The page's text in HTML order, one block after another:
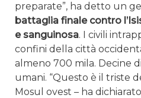
preparate”, ha detto un
battaglia finale contro
e sanguinosa. I civili
confini della città
almeno 700 mila. Decine
umani. “Questo è il triste
Mosul ovest – ha